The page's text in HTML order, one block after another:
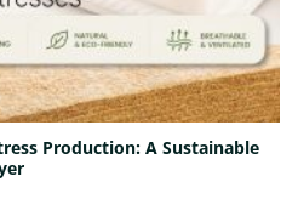
Production: A Sustainable